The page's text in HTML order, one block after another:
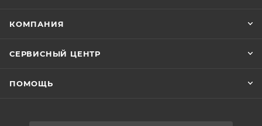
КОМПАНИЯ
СЕРВИСНЫЙ ЦЕНТР
ПОМОЩЬ